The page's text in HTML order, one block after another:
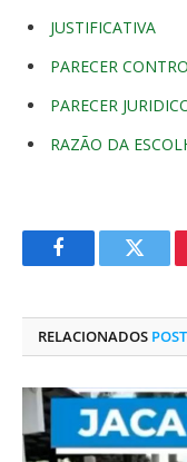
JUSTIFICATIVA
PARECER
PARECER
RAZÃO DA
Facebook
RELACIONADOS